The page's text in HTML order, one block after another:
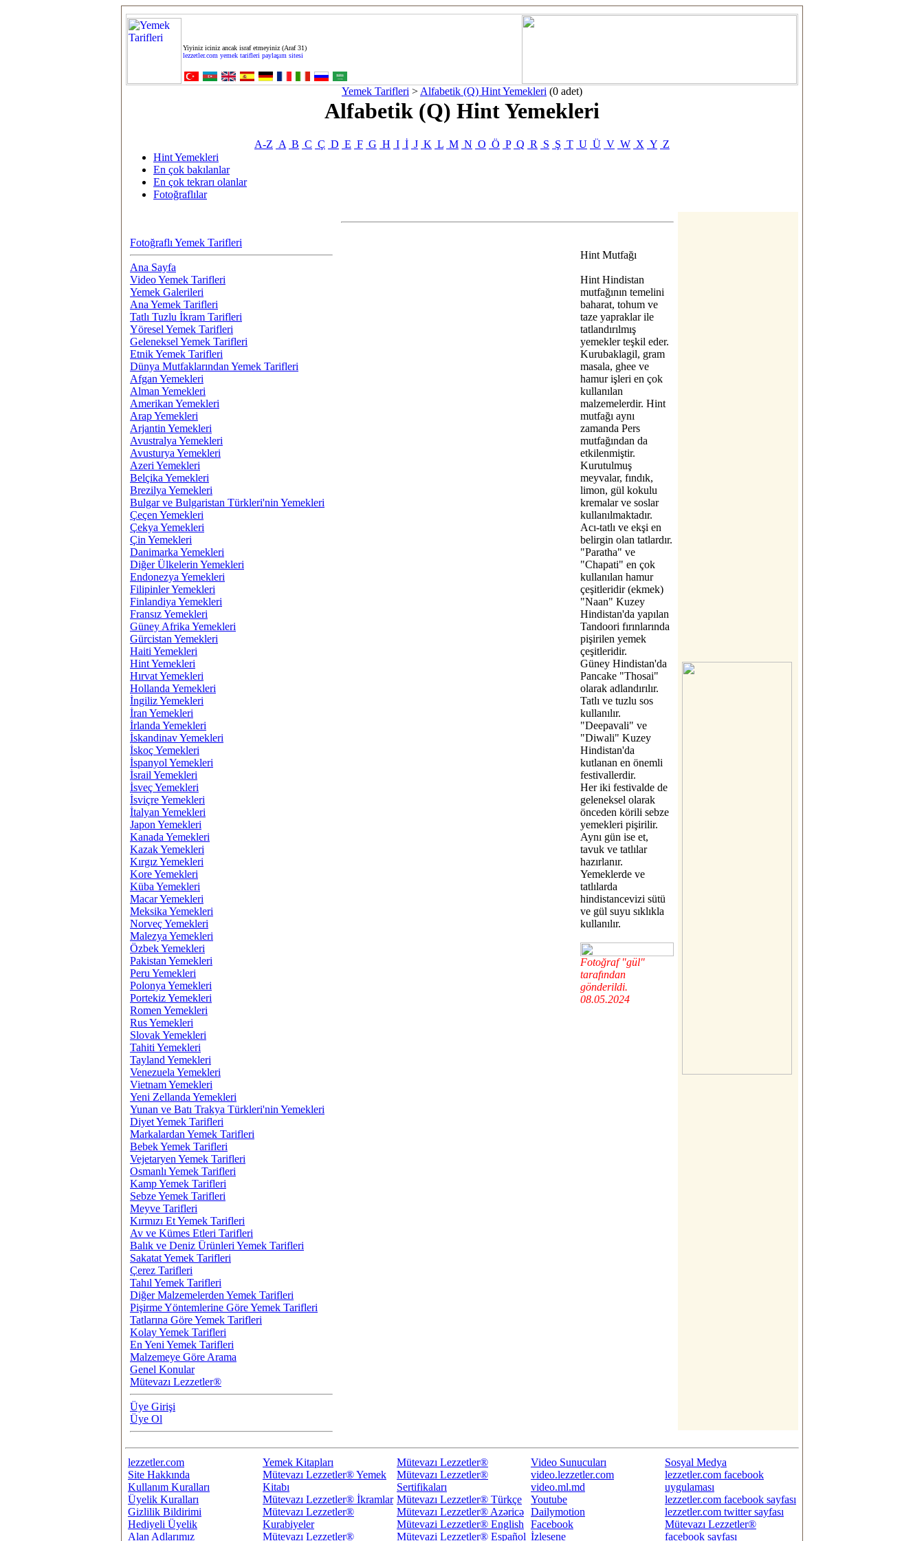
Yiyiniz iciniz ancak israf etmeyiniz (Araf 31)
lezzetler.com yemek tarifleri paylaşım sitesi
Yemek Tarifleri > Alfabetik (Q) Hint Yemekleri (0 adet)
Alfabetik (Q) Hint Yemekleri
A-Z A B C Ç D E F G H I İ J K L M N O Ö P Q R S Ş T U Ü V W X Y Z
Hint Yemekleri
En çok bakılanlar
En çok tekrarı olanlar
Fotoğraflılar
Fotoğraflı Yemek Tarifleri
Ana Sayfa
Video Yemek Tarifleri
Yemek Galerileri
Ana Yemek Tarifleri
Tatlı Tuzlu İkram Tarifleri
Yöresel Yemek Tarifleri
Geleneksel Yemek Tarifleri
Etnik Yemek Tarifleri
Dünya Mutfaklarından Yemek Tarifleri
Afgan Yemekleri
Alman Yemekleri
Amerikan Yemekleri
Arap Yemekleri
Arjantin Yemekleri
Avustralya Yemekleri
Avusturya Yemekleri
Azeri Yemekleri
Belçika Yemekleri
Brezilya Yemekleri
Bulgar ve Bulgaristan Türkleri'nin Yemekleri
Çeçen Yemekleri
Çekya Yemekleri
Çin Yemekleri
Danimarka Yemekleri
Diğer Ülkelerin Yemekleri
Endonezya Yemekleri
Filipinler Yemekleri
Finlandiya Yemekleri
Fransız Yemekleri
Güney Afrika Yemekleri
Gürcistan Yemekleri
Haiti Yemekleri
Hint Yemekleri
Hırvat Yemekleri
Hollanda Yemekleri
İngiliz Yemekleri
İran Yemekleri
İrlanda Yemekleri
İskandinav Yemekleri
İskoç Yemekleri
İspanyol Yemekleri
İsrail Yemekleri
İsveç Yemekleri
İsviçre Yemekleri
İtalyan Yemekleri
Japon Yemekleri
Kanada Yemekleri
Kazak Yemekleri
Kırgız Yemekleri
Kore Yemekleri
Küba Yemekleri
Macar Yemekleri
Meksika Yemekleri
Norveç Yemekleri
Malezya Yemekleri
Özbek Yemekleri
Pakistan Yemekleri
Peru Yemekleri
Polonya Yemekleri
Portekiz Yemekleri
Romen Yemekleri
Rus Yemekleri
Slovak Yemekleri
Tahiti Yemekleri
Tayland Yemekleri
Venezuela Yemekleri
Vietnam Yemekleri
Yeni Zellanda Yemekleri
Yunan ve Batı Trakya Türkleri'nin Yemekleri
Diyet Yemek Tarifleri
Markalardan Yemek Tarifleri
Bebek Yemek Tarifleri
Vejetaryen Yemek Tarifleri
Osmanlı Yemek Tarifleri
Kamp Yemek Tarifleri
Sebze Yemek Tarifleri
Meyve Tarifleri
Kırmızı Et Yemek Tarifleri
Av ve Kümes Etleri Tarifleri
Balık ve Deniz Ürünleri Yemek Tarifleri
Sakatat Yemek Tarifleri
Çerez Tarifleri
Tahıl Yemek Tarifleri
Diğer Malzemelerden Yemek Tarifleri
Pişirme Yöntemlerine Göre Yemek Tarifleri
Tatlarına Göre Yemek Tarifleri
Kolay Yemek Tarifleri
En Yeni Yemek Tarifleri
Malzemeye Göre Arama
Genel Konular
Mütevazı Lezzetler®
Üye Girişi
Üye Ol
Hint Mutfağı
Hint Hindistan
mutfağının temelini
baharat, tohum ve
taze yapraklar ile
tatlandırılmış
yemekler teşkil eder.
Kurubaklagil, gram
masala, ghee ve
hamur işleri en çok
kullanılan
malzemelerdir. Hint
mutfağı aynı
zamanda Pers
mutfağından da
etkilenmiştir.
Kurutulmuş
meyvalar, fındık,
limon, gül kokulu
kremalar ve soslar
kullanılmaktadır.
Acı-tatlı ve ekşi en
belirgin olan tatlardır.
"Paratha" ve
"Chapati" en çok
kullanılan hamur
çeşitleridir (ekmek)
"Naan" Kuzey
Hindistan'da yapılan
Tandoori fırınlarında
pişirilen yemek
çeşitleridir.
Güney Hindistan'da
Pancake "Thosai"
olarak adlandırılır.
Tatlı ve tuzlu sos
kullanılır.
"Deepavali" ve
"Diwali" Kuzey
Hindistan'da
kutlanan en önemli
festivallerdir.
Her iki festivalde de
geleneksel olarak
önceden körili sebze
yemekleri pişirilir.
Aynı gün ise et,
tavuk ve tatlılar
hazırlanır.
Yemeklerde ve
tatlılarda
hindistancevizi sütü
ve gül suyu sıklıkla
kullanılır.
Fotoğraf "gül"
tarafından
gönderildi.
08.05.2024
lezzetler.com
Site Hakkında
Kullanım Kuralları
Üyelik Kuralları
Gizlilik Bildirimi
Hediyeli Üyelik
Alan Adlarımız
Yemek Kitapları
Mütevazı Lezzetler® Yemek
Kitabı
Mütevazı Lezzetler® İkramlar
Mütevazı Lezzetler®
Kurabiyeler
Mütevazı Lezzetler®
Mütevazı Lezzetler®
Mütevazı Lezzetler®
Sertifikaları
Mütevazı Lezzetler® Türkçe
Mütevazı Lezzetler® Azəricə
Mütevazi Lezzetler® English
Mütevazi Lezzetler® Español
Video Sunucuları
video.lezzetler.com
video.ml.md
Youtube
Dailymotion
Facebook
İzlesene
Sosyal Medya
lezzetler.com facebook
uygulaması
lezzetler.com facebook sayfası
lezzetler.com twitter sayfası
Mütevazı Lezzetler®
facebook sayfası